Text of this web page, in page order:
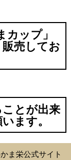
ップ」
販売してお
とが出来
ます。
ま栄公式サイト